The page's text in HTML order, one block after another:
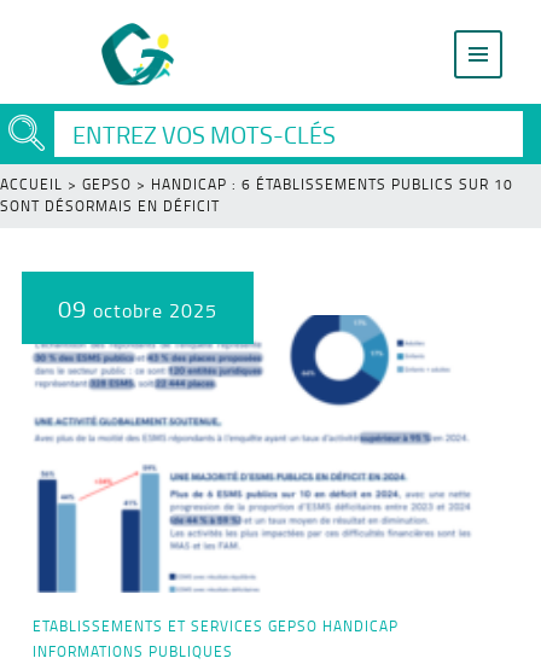
ACCUEIL > GEPSO > HANDICAP : 6 ÉTABLISSEMENTS PUBLICS SUR 10
SONT DÉSORMAIS EN DÉFICIT
09 octobre 2025
ETABLISSEMENTS ET SERVICES GEPSO HANDICAP
INFORMATIONS PUBLIQUES